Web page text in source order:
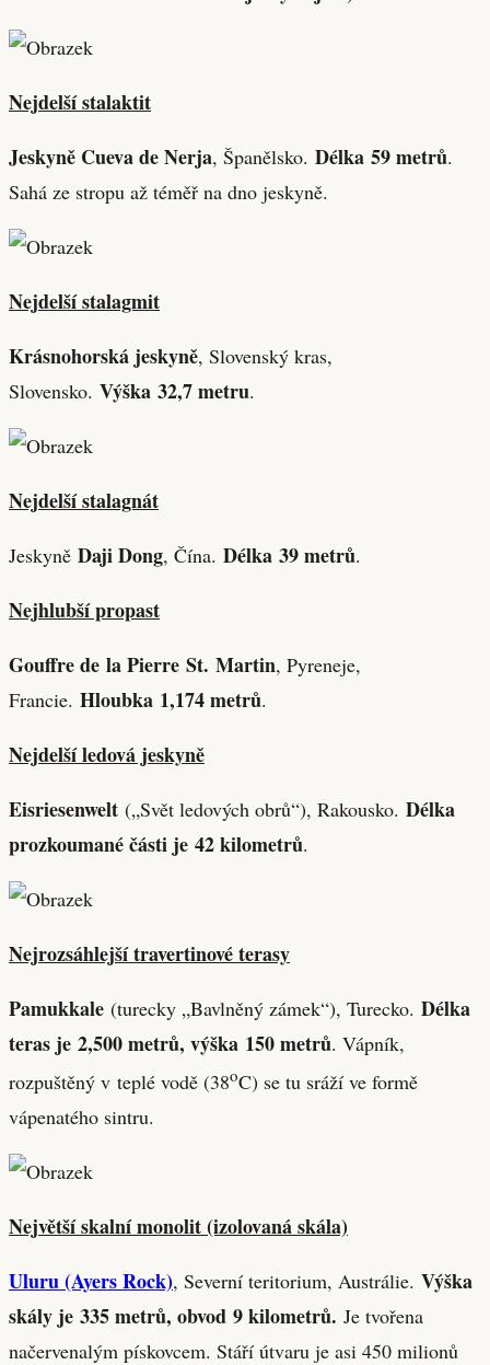
Nejdelší stalaktit
Jeskyně Cueva de Nerja, Španělsko. Délka 59 metrů.
Sahá ze stropu až téměř na dno jeskyně.
Nejdelší stalagmit
Krásnohorská jeskyně, Slovenský kras,
Slovensko. Výška 32,7 metru.
Nejdelší stalagnát
Jeskyně Daji Dong, Čína. Délka 39 metrů.
Nejhlubší propast
Gouffre de la Pierre St. Martin, Pyreneje,
Francie. Hloubka 1,174 metrů.
Nejdelší ledová jeskyně
Eisriesenwelt („Svět ledových obrů“), Rakousko. Délka
prozkoumané části je 42 kilometrů.
Nejrozsáhlejší travertinové terasy
Pamukkale (turecky „Bavlněný zámek“), Turecko. Délka
teras je 2,500 metrů, výška 150 metrů. Vápník,
rozpuštěný v teplé vodě (38oC) se tu sráží ve formě
vápenatého sintru.
Největší skalní monolit (izolovaná skála)
Uluru (Ayers Rock), Severní teritorium, Austrálie. Výška
skály je 335 metrů, obvod 9 kilometrů. Je tvořena
načervenalým pískovcem. Stáří útvaru je asi 450 milionů